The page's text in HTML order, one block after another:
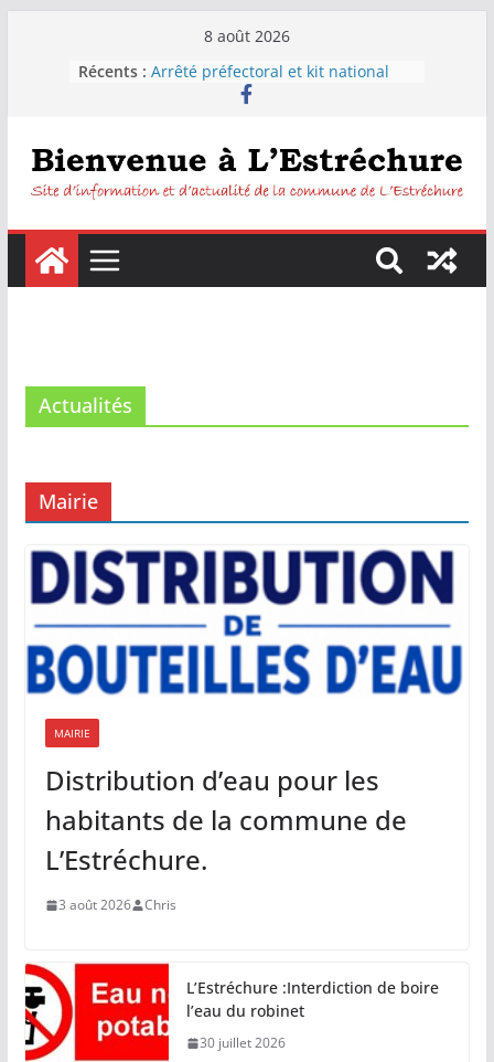
8 août 2026
Récents : Arrêté préfectoral et kit national
L’Estréchure.
L’Estréchure :Interdiction de boire
l’eau du robinet
Fête votive de L’Estréchure du 7 au
Corconac – L’estréchure mardi 4
Actualités
Mairie
MAIRIE
Distribution d’eau pour les
habitants de la commune de
L’Estréchure.
3 août 2026 Chris
L’Estréchure :Interdiction de boire
l’eau du robinet
30 juillet 2026